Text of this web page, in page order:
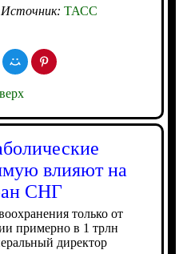
Источник: ТАСС
влияют на
СНГ
только от
примерно в 1 трлн
директор